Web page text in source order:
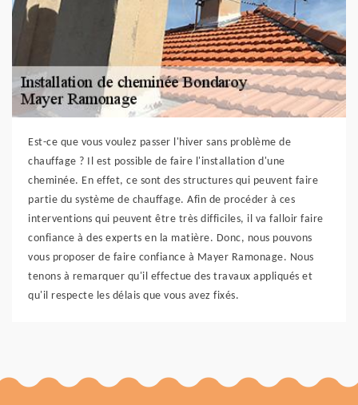
Est-ce que vous voulez passer l'hiver sans problème de
chauffage ? Il est possible de faire l'installation d'une
cheminée. En effet, ce sont des structures qui peuvent faire
partie du système de chauffage. Afin de procéder à ces
interventions qui peuvent être très difficiles, il va falloir faire
confiance à des experts en la matière. Donc, nous pouvons
vous proposer de faire confiance à Mayer Ramonage. Nous
tenons à remarquer qu'il effectue des travaux appliqués et
qu'il respecte les délais que vous avez fixés.